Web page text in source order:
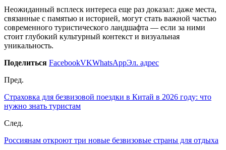
Неожиданный всплеск интереса еще раз доказал: даже места,
связанные с памятью и историей, могут стать важной частью
современного туристического ландшафта — если за ними
стоит глубокий культурный контекст и визуальная
уникальность.
Поделиться FacebookVKWhatsAppЭл. адрес
Пред.
Страховка для безвизовой поездки в Китай в 2026 году: что
нужно знать туристам
След.
Россиянам откроют три новые безвизовые страны для отдыха